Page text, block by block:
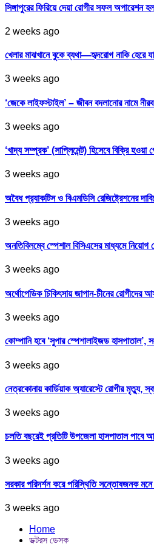
সিঙ্গাপুরের ফিরিয়ে দেয়া রোগীর সফল অপারেশন হল
2 weeks ago
খেলার মাঝখানে বুকে ব্যথা—হৃদরোগ নাকি হেরে
3 weeks ago
‘জেকে লাইফস্টাইল’ – জীবন বদলানোর নামে
3 weeks ago
‘খাদ্য সম্পূরক’ (সাপ্লিমেন্ট) হিসেবে বিক্রি
3 weeks ago
অবৈধ প্র‍্যাকটিস ও বিএমডিসি রেজিষ্ট্রেশনের
3 weeks ago
অনতিবিলম্বে স্পেশাল বিসিএসের মাধ্যমে নিয়োগ
3 weeks ago
অর্থোপেডিক চিকিৎসায় জাপান-চীনের রোগীদের
3 weeks ago
কোম্পানি হবে ‘সুপার স্পেশালাইজড হাসপাতাল’,
3 weeks ago
নেত্রকোনায় কার্ডিয়াক অ্যারেস্টে রোগীর মৃত্যু,
3 weeks ago
চলতি বছরেই প্রতিটি উপজেলা হাসপাতাল পাবে
3 weeks ago
সরকার পরিদর্শন করে পরিস্থিতি সন্তোষজনক মনে
3 weeks ago
Home
ডক্টরস ডেস্ক